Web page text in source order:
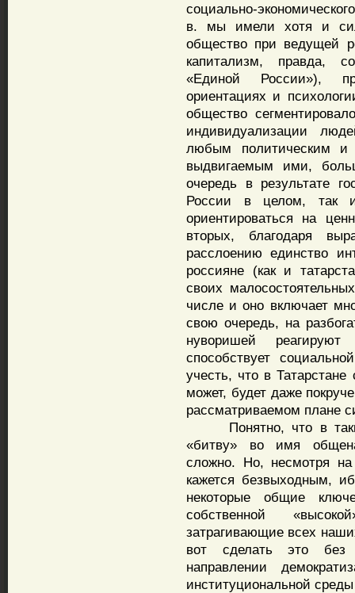
социально-
в. мы имели хотя и
общество при ведущей
капитализм, правда,
«Единой России»),
ориентациях и
общество
индивидуализации
любым политическим и
выдвигаемым ими,
очередь в результате
России в целом, так
ориентироваться на
вторых, благодаря
расслоению единство
россияне (как и
своих
числе и оно включает
свою очередь, на
нуворишей
способствует
учесть, что в
может, будет даже
рассматриваемом плане
Понятно, что в
«битву» во имя
сложно. Но, несмотря
кажется безвыходным,
некоторые общие
собственной
затрагивающие всех
вот сделать это без
направлении
институциональной